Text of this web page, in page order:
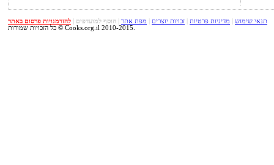
תנאי שימוש מדיניות פרטיות זכויות יוצרים מפת אתר הוסף למועדפים
להזדמנויות פרסום באתר
כל הזכויות שמורות © Cooks.org.il 2010-2015.